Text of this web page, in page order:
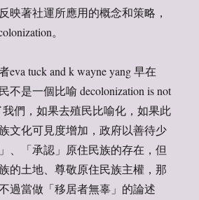
映著社運所應用的概念和策略，
。
tuck and k wayne yang 早在
不是一個比喻 decolonization is not
我們，如果去殖民比喻化，如果此
文化可見度增加，政府以善待少
、「承認」原住民族的存在，但
的土地、尊敬原住民族主權，那
過當做「移居者無辜」的論述